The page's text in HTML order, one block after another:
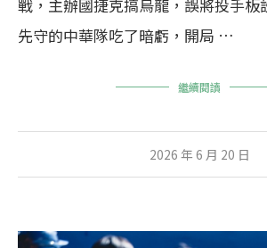
戰，主辦國捷克搞烏龍，誤將投手板
先守的中華隊吃了暗虧，開局 …
繼續閱讀
2026 年 6 月 20 日